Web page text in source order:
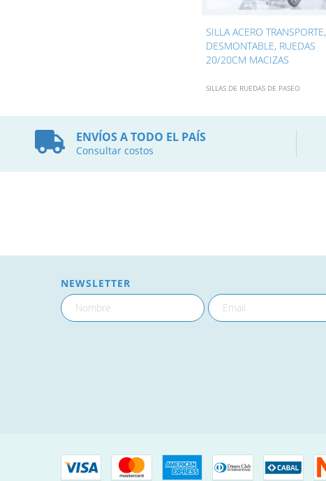
SILLA ACERO TRANSPORTE,
DESMONTABLE, RUEDAS
20/20CM MACIZAS
SILLAS DE RUEDAS DE PASEO
ENVÍOS A TODO EL PAÍS
Consultar costos
NEWSLETTER